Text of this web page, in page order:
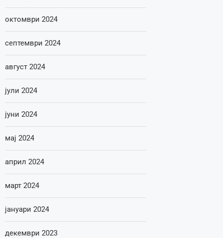
октомври 2024
септември 2024
август 2024
јули 2024
јуни 2024
мај 2024
април 2024
март 2024
јануари 2024
декември 2023